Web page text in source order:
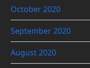
October 2020
September 2020
August 2020